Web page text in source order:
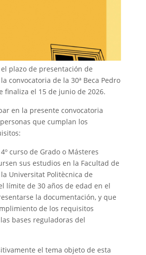
plazo de presentación de
convocatoria de la 30ª Beca Pedro
finaliza el 15 de junio de 2026.
en la presente convocatoria
que cumplan los
curso de Grado o Másteres
sus estudios en la Facultad de
Universitat Politècnica de
límite de 30 años de edad en el
la documentación, y que
de los requisitos
bases reguladoras del
el tema objeto de esta